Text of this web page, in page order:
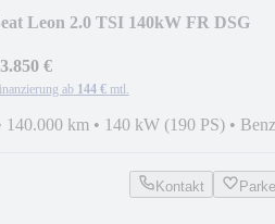
Leon 2.0 TSI 140kW FR DSG
€
ab 144 € mtl.
140.000 km • 140 kW (190 PS) •
Kontakt